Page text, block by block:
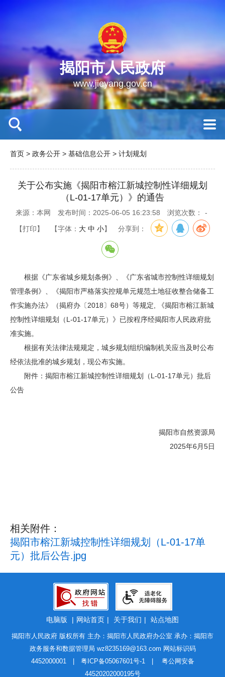
揭阳市人民政府
www.jieyang.gov.cn
首页 > 政务公开 > 基础信息公开 > 计划规划
关于公布实施《揭阳市榕江新城控制性详细规划
（L-01-17单元）》的通告
来源：本网 发布时间：2025-06-05 16:23:58 浏览次数： -
【打印】 【字体： 大 中 小】 分享到：
根据《广东省城乡规划条例》、《广东省城市控制性详细规划
管理条例》、《揭阳市严格落实控规单元规范土地征收整合储备工
作实施办法》（揭府办〔2018〕68号）等规定, 《揭阳市榕江新城
控制性详细规划（L-01-17单元）》已按程序经揭阳市人民政府批
准实施。
根据有关法律法规规定，城乡规划组织编制机关应当及时公布
经依法批准的城乡规划，现公布实施。
附件：揭阳市榕江新城控制性详细规划（L-01-17单元）批后
公告
揭阳市自然资源局
2025年6月5日
相关附件：
揭阳市榕江新城控制性详细规划（L-01-17单
元）批后公告.jpg
电脑版 | 网站首页 | 关于我们 | 站点地图
揭阳市人民政府 版权所有 主办：揭阳市人民政府办公室 承办：揭阳市
政务服务和数据管理局 wz8235169@163.com 网站标识码
4452000001 | 粤ICP备05067601号-1| 粤公网安备
44520202000195号